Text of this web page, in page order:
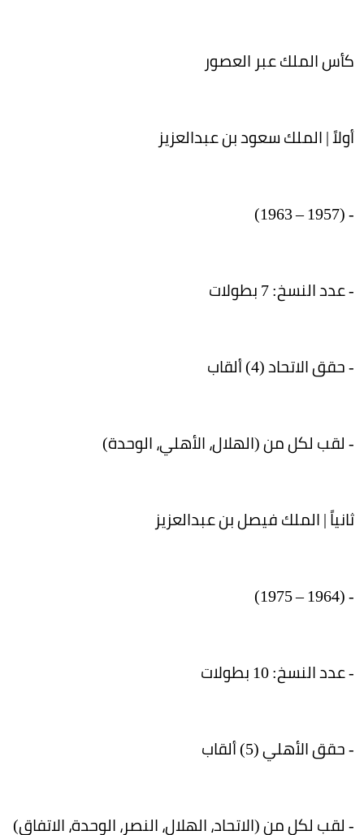
كأس الملك عبر العصور
أولاً | الملك سعود بن عبدالعزيز
- (1957 – 1963)
- عدد النسخ: 7 بطولات
- حقق الاتحاد (4) ألقاب
- لقب لكل من (الهلال، الأهلي، الوحدة)
ثانياً | الملك فيصل بن عبدالعزيز
- (1964 – 1975)
- عدد النسخ: 10 بطولات
- حقق الأهلي (5) ألقاب
- لقب لكل من (الاتحاد، الهلال، النصر، الوحدة، الاتفاق)